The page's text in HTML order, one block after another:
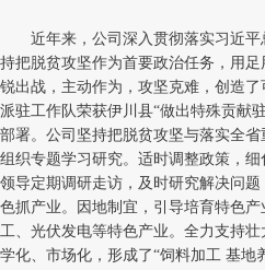
近年来，公司深入贯彻落实习近
持把脱贫攻坚作为首要政治任务，用
锐出战，主动作为，攻坚克难，创造了
派驻工作队荣获伊川县“做出特殊贡献
部署。公司坚持把脱贫攻坚与落实全
组织专题学习研究。适时调整政策，
领导定期调研走访，及时研究解决问
色抓产业。因地制宜，引导培育特色
工、光伏发电等特色产业。全力支持
学化、市场化，形成了“饲料加工 基地